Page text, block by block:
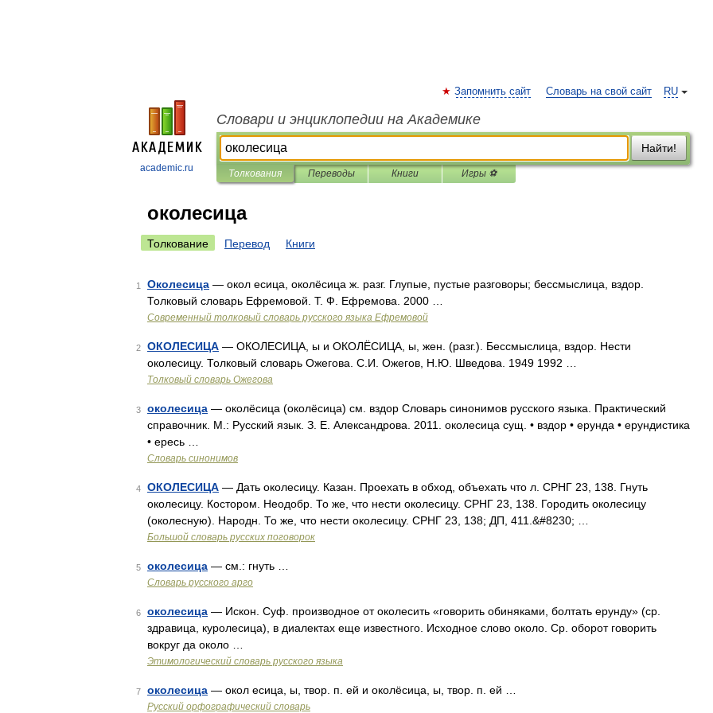
academic.ru
RU
Запомнить сайт Словарь на свой сайт
Словари и энциклопедии на Академике
Найти!
Толкования Переводы Книги Игры ⚽
околесица
Толкование Перевод Книги
1 Околесица — окол есица, околёсица ж. разг. Глупые, пустые разговоры; бессмыслица, вздор.
Толковый словарь Ефремовой. Т. Ф. Ефремова. 2000 …
Современный толковый словарь русского языка Ефремовой
2 ОКОЛЕСИЦА — ОКОЛЕСИЦА, ы и ОКОЛЁСИЦА, ы, жен. (разг.). Бессмыслица, вздор. Нести
околесицу. Толковый словарь Ожегова. С.И. Ожегов, Н.Ю. Шведова. 1949 1992 …
Толковый словарь Ожегова
3 околесица — околёсица (околёсица) см. вздор Словарь синонимов русского языка. Практический
справочник. М.: Русский язык. З. Е. Александрова. 2011. околесица сущ. • вздор • ерунда • ерундистика
• ересь …
Словарь синонимов
4 ОКОЛЕСИЦА — Дать околесицу. Казан. Проехать в обход, объехать что л. СРНГ 23, 138. Гнуть
околесицу. Костором. Неодобр. То же, что нести околесицу. СРНГ 23, 138. Городить околесицу
(околесную). Народн. То же, что нести околесицу. СРНГ 23, 138; ДП, 411.&#8230; …
Большой словарь русских поговорок
5 околесица — см.: гнуть …
Словарь русского арго
6 околесица — Искон. Суф. производное от околесить «говорить обиняками, болтать ерунду» (ср.
здравица, куролесица), в диалектах еще известного. Исходное слово около. Ср. оборот говорить
вокруг да около …
Этимологический словарь русского языка
7 околесица — окол есица, ы, твор. п. ей и околёсица, ы, твор. п. ей …
Русский орфографический словарь